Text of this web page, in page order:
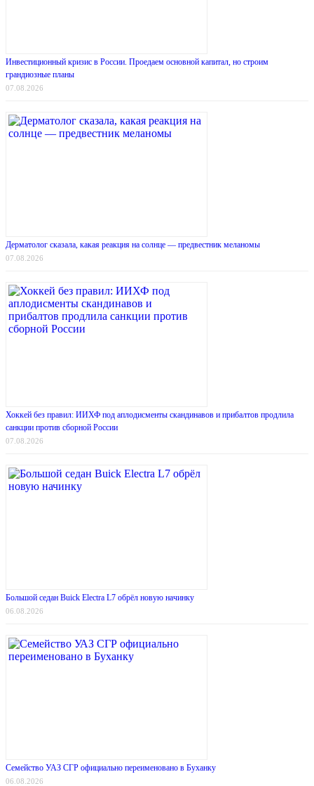
Инвестиционный кризис в России. Проедаем основной капитал, но строим
грандиозные планы
07.08.2026
Дерматолог сказала, какая реакция на солнце — предвестник меланомы
07.08.2026
Хоккей без правил: ИИХФ под аплодисменты скандинавов и прибалтов продлила
санкции против сборной России
07.08.2026
Большой седан Buick Electra L7 обрёл новую начинку
06.08.2026
Семейство УАЗ СГР официально переименовано в Буханку
06.08.2026